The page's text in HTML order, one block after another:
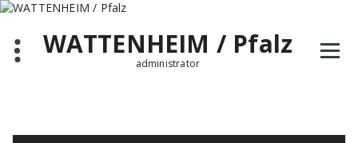
Zum
springenWATTENHEIM / Pfalz
administrator